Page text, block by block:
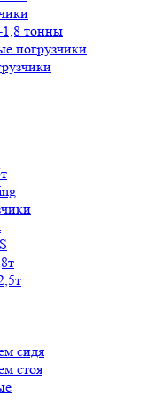
1,8 тонны
погрузчики
сидя
стоя